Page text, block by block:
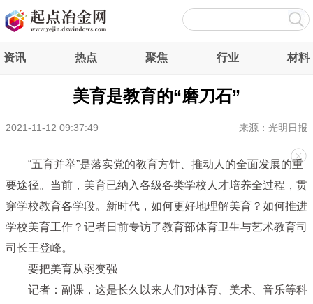
资讯 热点 聚焦 行业 材料
美育是教育的“磨刀石”
2021-11-12 09:37:49 来源：光明日报
“五育并举”是落实党的教育方针、推动人的全面发展的重
要途径。当前，美育已纳入各级各类学校人才培养全过程，贯
穿学校教育各学段。新时代，如何更好地理解美育？如何推进
学校美育工作？记者日前专访了教育部体育卫生与艺术教育司
司长王登峰。
要把美育从弱变强
记者：副课，这是长久以来人们对体育、美术、音乐等科